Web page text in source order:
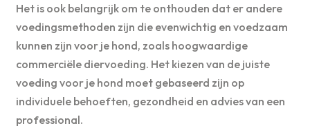
Het is ook belangrijk om te onthouden dat er andere
voedingsmethoden zijn die evenwichtig en voedzaam
kunnen zijn voor je hond, zoals hoogwaardige
commerciële diervoeding. Het kiezen van de juiste
voeding voor je hond moet gebaseerd zijn op
individuele behoeften, gezondheid en advies van een
professional.